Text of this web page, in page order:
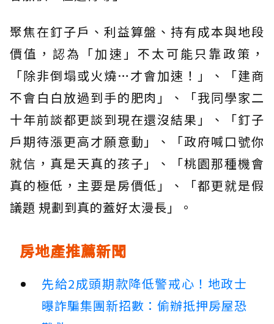
聚焦在釘子戶、利益算盤、持有成本與地段
價值，認為「加速」不太可能只靠政策，
「除非倒塌或火燒…才會加速！」、「建商
不會白白放過到手的肥肉」、「我同學家二
十年前談都更談到現在還沒結果」、「釘子
戶期待漲更高才願意動」、「政府喊口號你
就信，真是天真的孩子」、「桃園那種機會
真的極低，主要是房價低」、「都更就是假
議題 規劃到真的蓋好太漫長」。
房地產推薦新聞
先給2成頭期款降低警戒心！地政士
曝詐騙集團新招數：偷辦抵押房屋恐